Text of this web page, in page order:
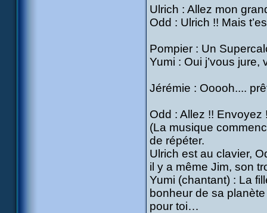
Ulrich : Allez mon
Odd : Ulrich !! Mais
Pompier : Un
Yumi : Oui j’vous jure,
Jérémie : Ooooh....
Odd : Allez !! Envoyez
(La musique
de répéter.
Ulrich est au clavier,
il y a même Jim, son
Yumi (chantant) : La
bonheur de sa
pour toi…